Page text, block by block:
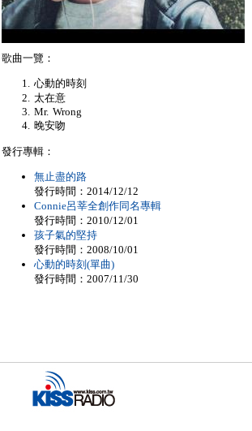
歌曲一覽：
心動的時刻
太在意
Mr. Wrong
晚安吻
發行專輯：
無止盡的路
發行時間：2014/12/12
Connie呂莘全創作同名專輯
發行時間：2010/12/01
孩子氣的堅持
發行時間：2008/10/01
心動的時刻(單曲)
發行時間：2007/11/30